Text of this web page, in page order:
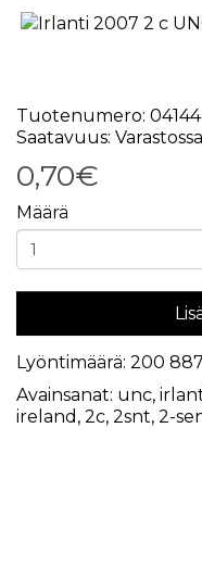
Tuotenumero: 04144
Saatavuus: Varastossa
0,70€
Määrä
Lyöntimäärä: 200
Avainsanat: unc,
ireland , 2c, 2snt, 2-